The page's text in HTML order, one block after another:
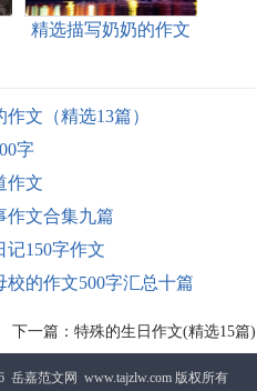
精选描写奶奶的作文
文（精选13篇）
字
作文
作文合集九篇
记150字作文
校的作文500字汇总十篇
下一篇： 特殊的生日作文(精选15篇)
岳嘉范文网 www.tajzlw.com 版权所有